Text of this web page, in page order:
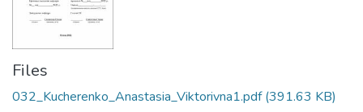
Files
032_Kucherenko_Anastasia_Viktorivna1.pdf(391.63 KB)